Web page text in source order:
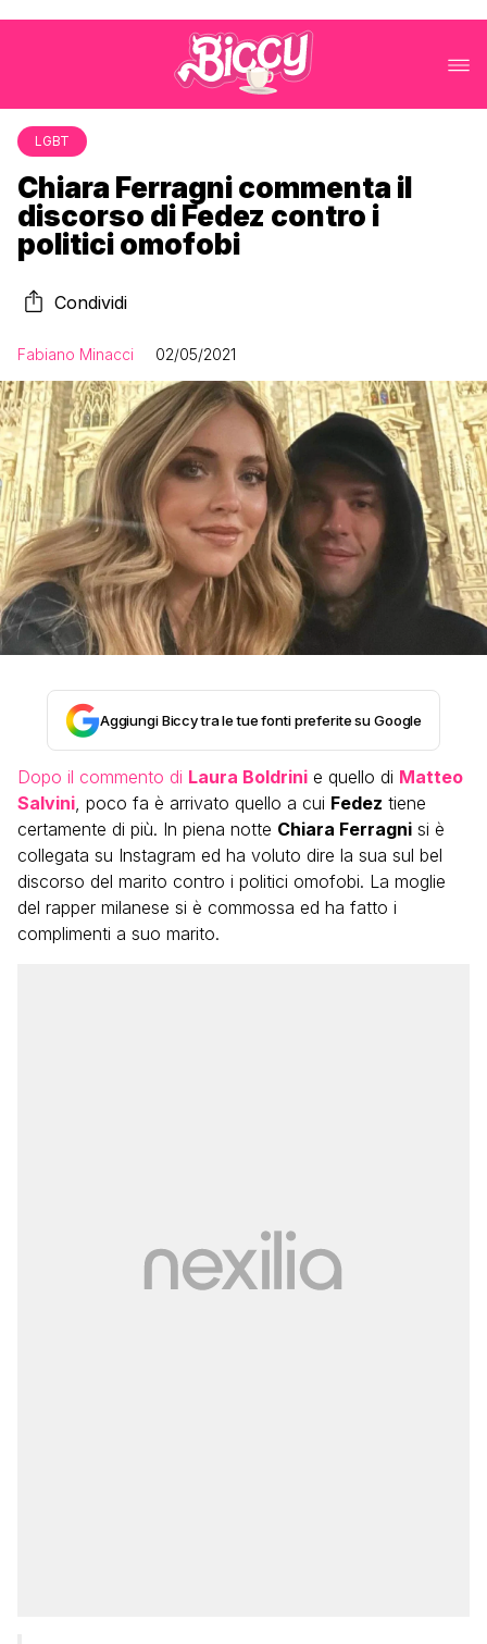
LGBT
Chiara Ferragni commenta il
discorso di Fedez contro i
politici omofobi
Condividi
Fabiano Minacci 02/05/2021
Aggiungi Biccy tra le tue fonti preferite su Google
Dopo il commento di Laura Boldrini e quello di Matteo
Salvini, poco fa è arrivato quello a cui Fedez tiene
certamente di più. In piena notte Chiara Ferragni si è
collegata su Instagram ed ha voluto dire la sua sul bel
discorso del marito contro i politici omofobi. La moglie
del rapper milanese si è commossa ed ha fatto i
complimenti a suo marito.